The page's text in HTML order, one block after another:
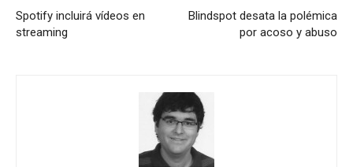
Spotify incluirá vídeos en
streaming
Blindspot desata la polémica
por acoso y abuso